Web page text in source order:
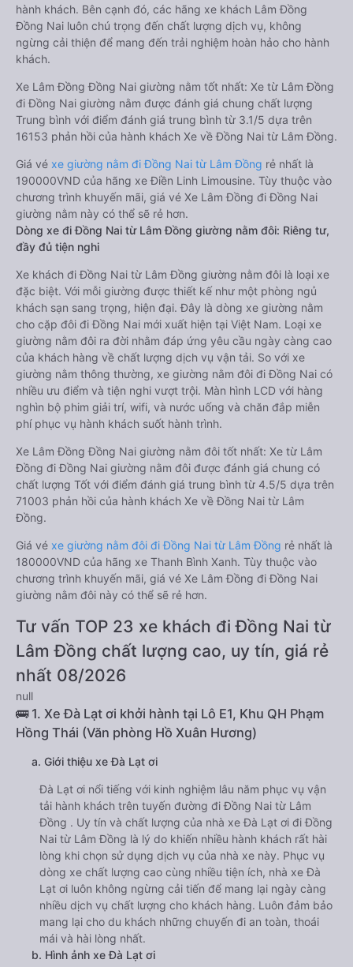
hành khách. Bên cạnh đó, các hãng xe khách Lâm Đồng
Đồng Nai luôn chú trọng đến chất lượng dịch vụ, không
ngừng cải thiện để mang đến trải nghiệm hoàn hảo cho hành
khách.
Xe Lâm Đồng Đồng Nai giường nằm tốt nhất: Xe từ Lâm Đồng
đi Đồng Nai giường nằm được đánh giá chung chất lượng
Trung bình với điểm đánh giá trung bình từ 3.1/5 dựa trên
16153 phản hồi của hành khách Xe về Đồng Nai từ Lâm Đồng.
Giá vé xe giường nằm đi Đồng Nai từ Lâm Đồng rẻ nhất là
190000VND của hãng xe Điền Linh Limousine. Tùy thuộc vào
chương trình khuyến mãi, giá vé Xe Lâm Đồng đi Đồng Nai
giường nằm này có thể sẽ rẻ hơn.
Dòng xe đi Đồng Nai từ Lâm Đồng giường nằm đôi: Riêng tư,
đầy đủ tiện nghi
Xe khách đi Đồng Nai từ Lâm Đồng giường nằm đôi là loại xe
đặc biệt. Với mỗi giường được thiết kế như một phòng ngủ
khách sạn sang trọng, hiện đại. Đây là dòng xe giường nằm
cho cặp đôi đi Đồng Nai mới xuất hiện tại Việt Nam. Loại xe
giường nằm đôi ra đời nhằm đáp ứng yêu cầu ngày càng cao
của khách hàng về chất lượng dịch vụ vận tải. So với xe
giường nằm thông thường, xe giường nằm đôi đi Đồng Nai có
nhiều ưu điểm và tiện nghi vượt trội. Màn hình LCD với hàng
nghìn bộ phim giải trí, wifi, và nước uống và chăn đắp miễn
phí phục vụ hành khách suốt hành trình.
Xe Lâm Đồng Đồng Nai giường nằm đôi tốt nhất: Xe từ Lâm
Đồng đi Đồng Nai giường nằm đôi được đánh giá chung có
chất lượng Tốt với điểm đánh giá trung bình từ 4.5/5 dựa trên
71003 phản hồi của hành khách Xe về Đồng Nai từ Lâm
Đồng.
Giá vé xe giường nằm đôi đi Đồng Nai từ Lâm Đồng rẻ nhất là
180000VND của hãng xe Thanh Bình Xanh. Tùy thuộc vào
chương trình khuyến mãi, giá vé Xe Lâm Đồng đi Đồng Nai
giường nằm đôi này có thể sẽ rẻ hơn.
Tư vấn TOP 23 xe khách đi Đồng Nai từ
Lâm Đồng chất lượng cao, uy tín, giá rẻ
nhất 08/2026
null
🚌 1. Xe Đà Lạt ơi khởi hành tại Lô E1, Khu QH Phạm
Hồng Thái (Văn phòng Hồ Xuân Hương)
a. Giới thiệu xe Đà Lạt ơi
Đà Lạt ơi nổi tiếng với kinh nghiệm lâu năm phục vụ vận
tải hành khách trên tuyến đường đi Đồng Nai từ Lâm
Đồng . Uy tín và chất lượng của nhà xe Đà Lạt ơi đi Đồng
Nai từ Lâm Đồng là lý do khiến nhiều hành khách rất hài
lòng khi chọn sử dụng dịch vụ của nhà xe này. Phục vụ
dòng xe chất lượng cao cùng nhiều tiện ích, nhà xe Đà
Lạt ơi luôn không ngừng cải tiến để mang lại ngày càng
nhiều dịch vụ chất lượng cho khách hàng. Luôn đảm bảo
mang lại cho du khách những chuyến đi an toàn, thoái
mái và hài lòng nhất.
b. Hình ảnh xe Đà Lạt ơi